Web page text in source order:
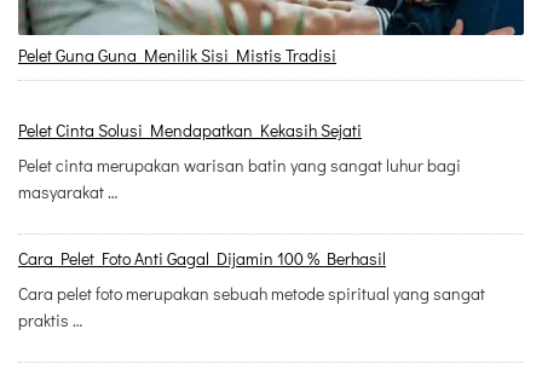
Pelet Guna Guna Menilik Sisi Mistis Tradisi
Pelet Cinta Solusi Mendapatkan Kekasih Sejati
Pelet cinta merupakan warisan batin yang sangat luhur bagi
masyarakat …
Cara Pelet Foto Anti Gagal Dijamin 100 % Berhasil
Cara pelet foto merupakan sebuah metode spiritual yang sangat
praktis …